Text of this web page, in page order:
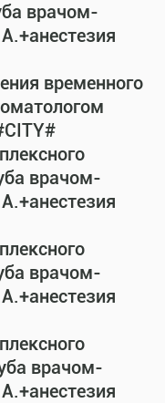
врачом-
временного
врачом-
врачом-
врачом-